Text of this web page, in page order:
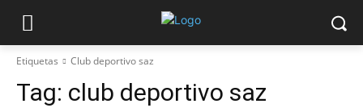
Etiquetas Club deportivo saz
Tag: club deportivo saz